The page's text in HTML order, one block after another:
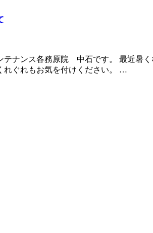
テナンス各務原院 中石です。 最近暑
れぐれもお気を付けください。 …